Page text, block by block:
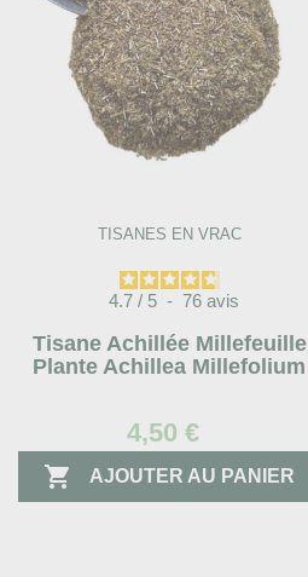
TISANES EN VRAC
4.7 / 5 - 76avis
Tisane Achillée Millefeuille
Plante Achillea Millefolium
4,50 €
 AJOUTER AU PANIER